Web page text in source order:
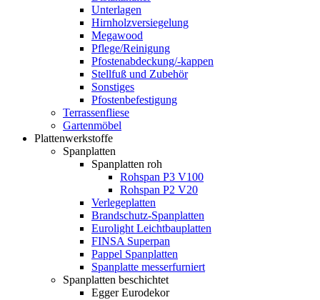
Unterlagen
Hirnholzversiegelung
Megawood
Pflege/Reinigung
Pfostenabdeckung/-kappen
Stellfuß und Zubehör
Sonstiges
Pfostenbefestigung
Terrassenfliese
Gartenmöbel
Plattenwerkstoffe
Spanplatten
Spanplatten roh
Rohspan P3 V100
Rohspan P2 V20
Verlegeplatten
Brandschutz-Spanplatten
Eurolight Leichtbauplatten
FINSA Superpan
Pappel Spanplatten
Spanplatte messerfurniert
Spanplatten beschichtet
Egger Eurodekor